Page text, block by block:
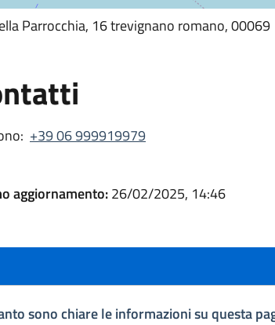
Parrocchia, 16 trevignano romano, 00069
+39 06 999919979
aggiornamento:26/02/2025, 14:46
sono chiare le informazioni su questa